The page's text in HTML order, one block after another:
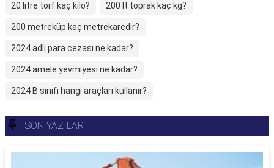
20 litre torf kaç kilo? 200 lt toprak kaç kg?
200 metreküp kaç metrekaredir?
2024 adli para cezası ne kadar?
2024 amele yevmiyesi ne kadar?
2024 B sınıfı hangi araçları kullanır?
SON YAZILAR